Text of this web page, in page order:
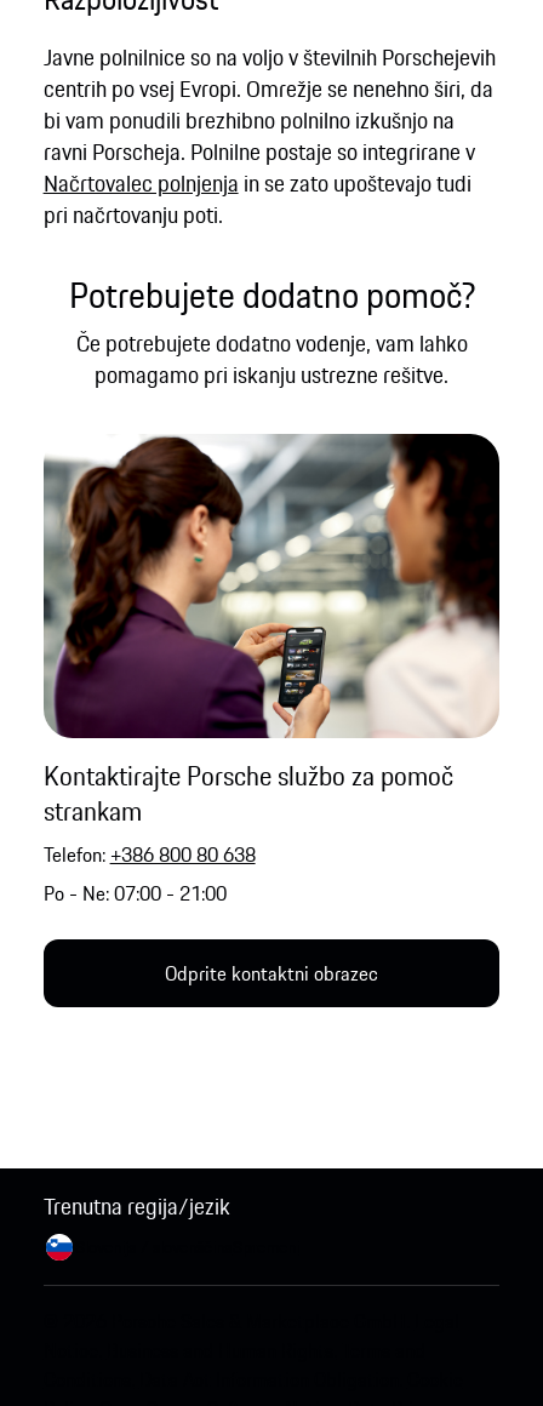
Javne polnilnice so na voljo v številnih Porschejevih
centrih po vsej Evropi. Omrežje se nenehno širi, da
bi vam ponudili brezhibno polnilno izkušnjo na
ravni Porscheja. Polnilne postaje so integrirane v
Načrtovalec polnjenja in se zato upoštevajo tudi
pri načrtovanju poti.
Potrebujete dodatno pomoč?
Če potrebujete dodatno vodenje, vam lahko
pomagamo pri iskanju ustrezne rešitve.
Kontaktirajte Porsche službo za pomoč
strankam
Telefon: +386 800 80 638
Po - Ne: 07:00 - 21:00
Odprite kontaktni obrazec
Trenutna regija/jezik